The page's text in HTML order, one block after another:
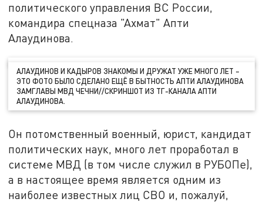
политического управления ВС России,
командира спецназа "Ахмат" Апти
Алаудинова.
АЛАУДИНОВ И КАДЫРОВ ЗНАКОМЫ И ДРУЖАТ УЖЕ МНОГО ЛЕТ –
ЭТО ФОТО БЫЛО СДЕЛАНО ЕЩЁ В БЫТНОСТЬ АПТИ АЛАУДИНОВА
ЗАМГЛАВЫ МВД ЧЕЧНИ//СКРИНШОТ ИЗ ТГ-КАНАЛА АПТИ
АЛАУДИНОВА.
Он потомственный военный, юрист, кандидат
политических наук, много лет проработал в
системе МВД (в том числе служил в РУБОПе),
а в настоящее время является одним из
наиболее известных лиц СВО и, пожалуй,